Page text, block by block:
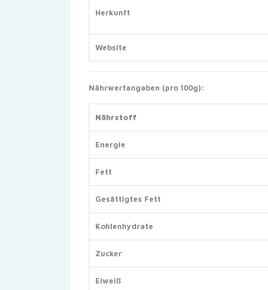
Herkunft
Website
Nährwertangaben (pro 100g):
Nährstoff
Energie
Fett
Gesättigtes Fett
Kohlenhydrate
Zucker
Eiweiß